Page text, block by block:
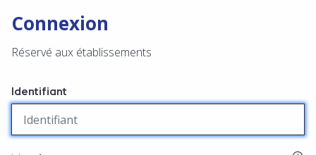
Connexion
Réservé aux établissements
Identifiant